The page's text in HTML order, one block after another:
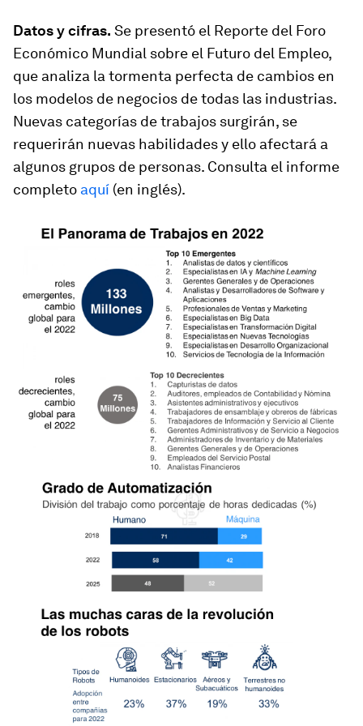
Datos y cifras. Se presentó el Reporte del Foro
Económico Mundial sobre el Futuro del Empleo,
que analiza la tormenta perfecta de cambios en
los modelos de negocios de todas las industrias.
Nuevas categorías de trabajos surgirán, se
requerirán nuevas habilidades y ello afectará a
algunos grupos de personas. Consulta el informe
completo aquí (en inglés).